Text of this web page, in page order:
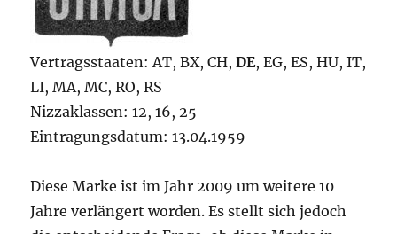
Vertragsstaaten: AT, BX, CH,DE, EG, ES, HU, IT,
LI, MA, MC, RO, RS
Nizzaklassen: 12, 16, 25
Eintragungsdatum: 13.04.1959
Diese Marke ist im Jahr 2009 um weitere 10
Jahre verlängert worden. Es stellt sich jedoch